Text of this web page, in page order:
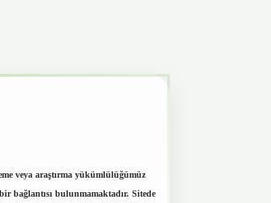
veya araştırma yükümlülüğümüz
bağlantısı bulunmamaktadır. Sitede